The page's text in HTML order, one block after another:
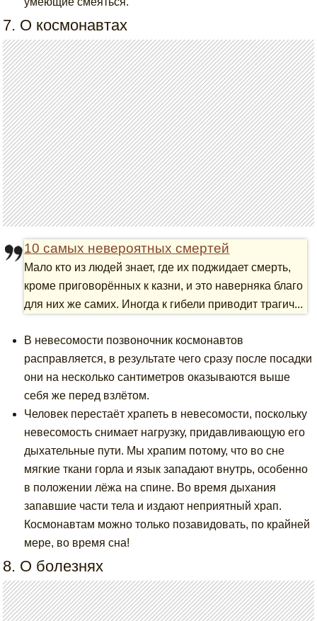
7. О космонавтах
10 самых невероятных смертей
Мало кто из людей знает, где их поджидает смерть,
кроме приговорённых к казни, и это наверняка благо
для них же самих. Иногда к гибели приводит трагич...
В невесомости позвоночник космонавтов
расправляется, в результате чего сразу после посадки
они на несколько сантиметров оказываются выше
себя же перед взлётом.
Человек перестаёт храпеть в невесомости, поскольку
невесомость снимает нагрузку, придавливающую его
дыхательные пути. Мы храпим потому, что во сне
мягкие ткани горла и язык западают внутрь, особенно
в положении лёжа на спине. Во время дыхания
запавшие части тела и издают неприятный храп.
Космонавтам можно только позавидовать, по крайней
мере, во время сна!
8. О болезнях